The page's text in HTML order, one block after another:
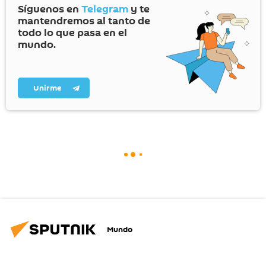
Síguenos en Telegram y te
mantendremos al tanto de
todo lo que pasa en el
mundo.
Unirme
Mundo